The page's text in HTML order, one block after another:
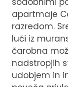
apartmaje
razredom.
luči iz
čarobna
nadstropjih
udobjem in